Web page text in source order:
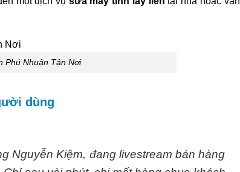
Phú Nhuận Tận Nơi
dùng
Nguyễn Kiệm, đang livestream bán hàng